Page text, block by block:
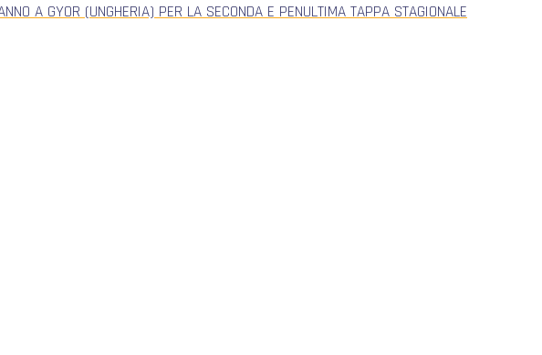
A GYOR (UNGHERIA) PER LA SECONDA E PENULTIMA TAPPA STAGIONALE